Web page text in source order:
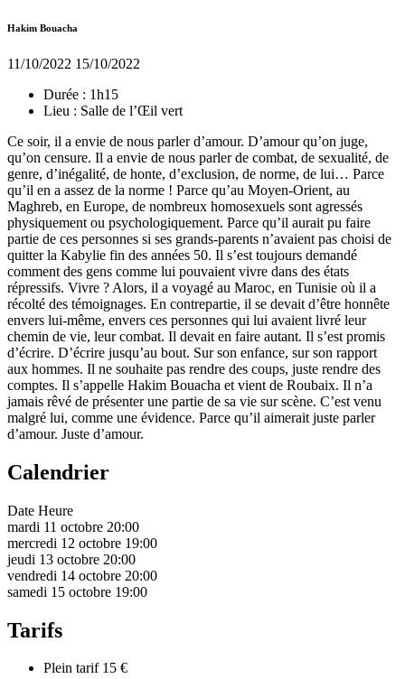
Hakim Bouacha
11/10/2022 15/10/2022
Durée : 1h15
Lieu : Salle de l’Œil vert
Ce soir, il a envie de nous parler d’amour. D’amour qu’on juge,
qu’on censure. Il a envie de nous parler de combat, de sexualité, de
genre, d’inégalité, de honte, d’exclusion, de norme, de lui… Parce
qu’il en a assez de la norme ! Parce qu’au Moyen-Orient, au
Maghreb, en Europe, de nombreux homosexuels sont agressés
physiquement ou psychologiquement. Parce qu’il aurait pu faire
partie de ces personnes si ses grands-parents n’avaient pas choisi de
quitter la Kabylie fin des années 50. Il s’est toujours demandé
comment des gens comme lui pouvaient vivre dans des états
répressifs. Vivre ? Alors, il a voyagé au Maroc, en Tunisie où il a
récolté des témoignages. En contrepartie, il se devait d’être honnête
envers lui-même, envers ces personnes qui lui avaient livré leur
chemin de vie, leur combat. Il devait en faire autant. Il s’est promis
d’écrire. D’écrire jusqu’au bout. Sur son enfance, sur son rapport
aux hommes. Il ne souhaite pas rendre des coups, juste rendre des
comptes. Il s’appelle Hakim Bouacha et vient de Roubaix. Il n’a
jamais rêvé de présenter une partie de sa vie sur scène. C’est venu
malgré lui, comme une évidence. Parce qu’il aimerait juste parler
d’amour. Juste d’amour.
Calendrier
Date Heure
mardi 11 octobre 20:00
mercredi 12 octobre 19:00
jeudi 13 octobre 20:00
vendredi 14 octobre 20:00
samedi 15 octobre 19:00
Tarifs
Plein tarif 15 €